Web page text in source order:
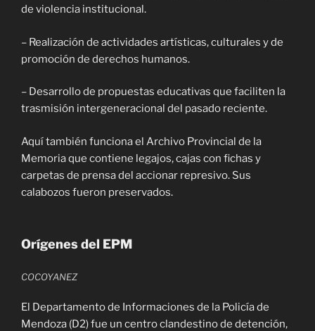
de violencia institucional.
– Realización de actividades artísticas, culturales y de
promoción de derechos humanos.
– Desarrollo de propuestas educativas que faciliten la
trasmisión intergeneracional del pasado reciente.
Aquí también funciona el Archivo Provincial de la
Memoria que contiene legajos, cajas con fichas y
carpetas de prensa del accionar represivo. Sus
calabozos fueron preservados.
Orígenes del EPM
COCOYANEZ
El Departamento de Informaciones de la Policía de
Mendoza (D2) fue un centro clandestino de detención,